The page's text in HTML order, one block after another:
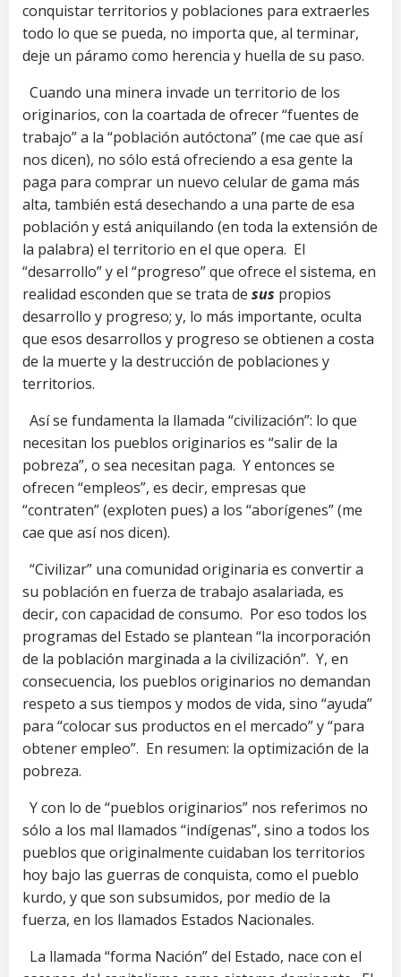
conquistar territorios y poblaciones para extraerles
todo lo que se pueda, no importa que, al terminar,
deje un páramo como herencia y huella de su paso.
Cuando una minera invade un territorio de los
originarios, con la coartada de ofrecer “fuentes de
trabajo” a la “población autóctona” (me cae que así
nos dicen), no sólo está ofreciendo a esa gente la
paga para comprar un nuevo celular de gama más
alta, también está desechando a una parte de esa
población y está aniquilando (en toda la extensión de
la palabra) el territorio en el que opera. El
“desarrollo” y el “progreso” que ofrece el sistema, en
realidad esconden que se trata de sus propios
desarrollo y progreso; y, lo más importante, oculta
que esos desarrollos y progreso se obtienen a costa
de la muerte y la destrucción de poblaciones y
territorios.
Así se fundamenta la llamada “civilización”: lo que
necesitan los pueblos originarios es “salir de la
pobreza”, o sea necesitan paga. Y entonces se
ofrecen “empleos”, es decir, empresas que
“contraten” (exploten pues) a los “aborígenes” (me
cae que así nos dicen).
“Civilizar” una comunidad originaria es convertir a
su población en fuerza de trabajo asalariada, es
decir, con capacidad de consumo. Por eso todos los
programas del Estado se plantean “la incorporación
de la población marginada a la civilización”. Y, en
consecuencia, los pueblos originarios no demandan
respeto a sus tiempos y modos de vida, sino “ayuda”
para “colocar sus productos en el mercado” y “para
obtener empleo”. En resumen: la optimización de la
pobreza.
Y con lo de “pueblos originarios” nos referimos no
sólo a los mal llamados “indígenas”, sino a todos los
pueblos que originalmente cuidaban los territorios
hoy bajo las guerras de conquista, como el pueblo
kurdo, y que son subsumidos, por medio de la
fuerza, en los llamados Estados Nacionales.
La llamada “forma Nación” del Estado, nace con el